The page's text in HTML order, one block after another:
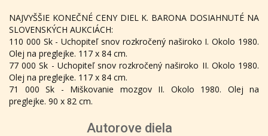
NAJVYŠŠIE KONEČNÉ CENY DIEL K. BARONA DOSIAHNUTÉ NA
SLOVENSKÝCH AUKCIÁCH:
110 000 Sk - Uchopiteľ snov rozkročený naširoko I. Okolo 1980.
Olej na preglejke. 117 x 84 cm.
77 000 Sk - Uchopiteľ snov rozkročený naširoko II. Okolo 1980.
Olej na preglejke. 117 x 84 cm.
71 000 Sk - Miškovanie mozgov II. Okolo 1980. Olej na
preglejke. 90 x 82 cm.
Autorove diela